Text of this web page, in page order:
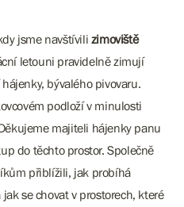
jsme navštívili zimoviště
letouni pravidelně zimují
bývalého pivovaru.
podloží v minulosti
majiteli hájenky panu
do těchto prostor. Společně
přiblížili, jak probíhá
se chovat v prostorech, které